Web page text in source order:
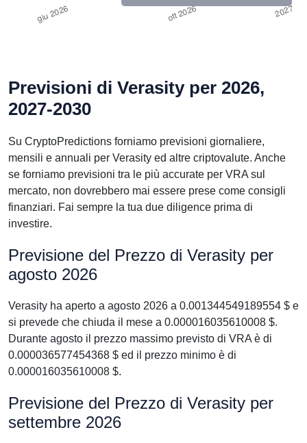
Previsioni di Verasity per 2026,
2027-2030
Su CryptoPredictions forniamo previsioni giornaliere,
mensili e annuali per Verasity ed altre criptovalute. Anche
se forniamo previsioni tra le più accurate per VRA sul
mercato, non dovrebbero mai essere prese come consigli
finanziari. Fai sempre la tua due diligence prima di
investire.
Previsione del Prezzo di Verasity per
agosto 2026
Verasity ha aperto a agosto 2026 a 0.001344549189554 $ e
si prevede che chiuda il mese a 0.000016035610008 $.
Durante agosto il prezzo massimo previsto di VRA è di
0.000036577454368 $ ed il prezzo minimo è di
0.000016035610008 $.
Previsione del Prezzo di Verasity per
settembre 2026